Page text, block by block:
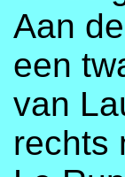
Aan
een
van
rechts